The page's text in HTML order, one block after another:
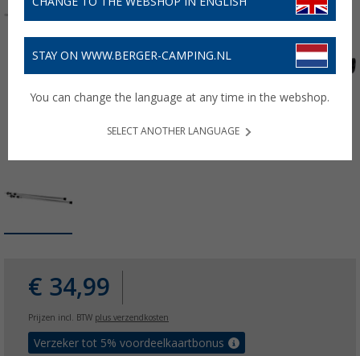
€ 34,99
Prijzen incl. BTW plus verzendkosten
Verzeker tot 5% voordeelkaartbonus
STAY ON WWW.BERGER-CAMPING.NL
You can change the language at any time in the webshop.
SELECT ANOTHER LANGUAGE